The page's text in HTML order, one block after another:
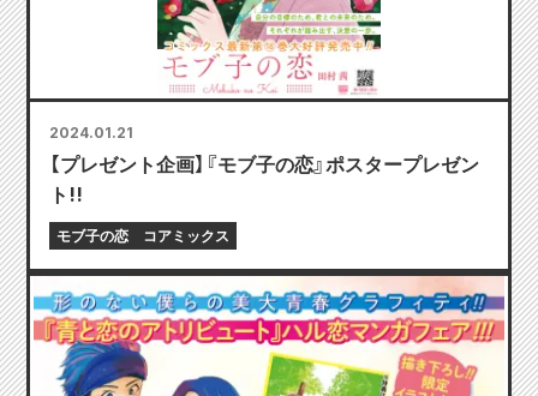
2024.01.21
【プレゼント企画】『モブ子の恋』ポスタープレゼン
ト!!
モブ子の恋 コアミックス